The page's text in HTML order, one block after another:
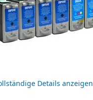
Details anzeigen